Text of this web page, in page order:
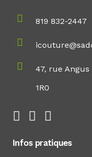
819 832-2447
47, rue
1R0
Infos pratiques